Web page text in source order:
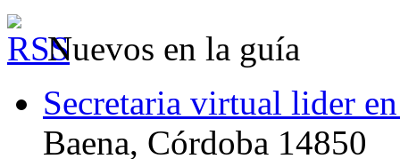
Nuevos en la guía
Secretaria virtual lider
Baena, Córdoba 14850